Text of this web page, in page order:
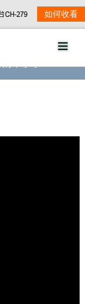
如何收看